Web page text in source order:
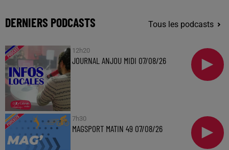
DERNIERS PODCASTS Tous les podcasts
12h20
JOURNAL ANJOU MIDI 07/08/26
7h30
MAGSPORT MATIN 49 07/08/26